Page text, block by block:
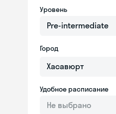
Уровень
Pre-intermediate
Город
Удобное расписание
Не выбрано